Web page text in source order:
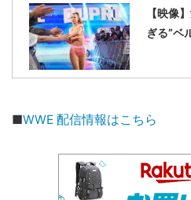
【映像
ぎる”ベ
■WWE 配信情報はこちら